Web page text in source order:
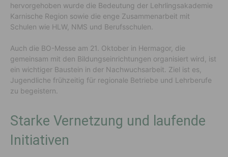
hervorgehoben wurde die Bedeutung der Lehrlingsakademie
Karnische Region sowie die enge Zusammenarbeit mit
Schulen wie HLW, NMS und Berufsschulen.
Auch die BO-Messe am 21. Oktober in Hermagor, die
gemeinsam mit den Bildungseinrichtungen organisiert wird, ist
ein wichtiger Baustein in der Nachwuchsarbeit. Ziel ist es,
Jugendliche frühzeitig für regionale Betriebe und Lehrberufe
zu begeistern.
Starke Vernetzung und laufende
Initiativen